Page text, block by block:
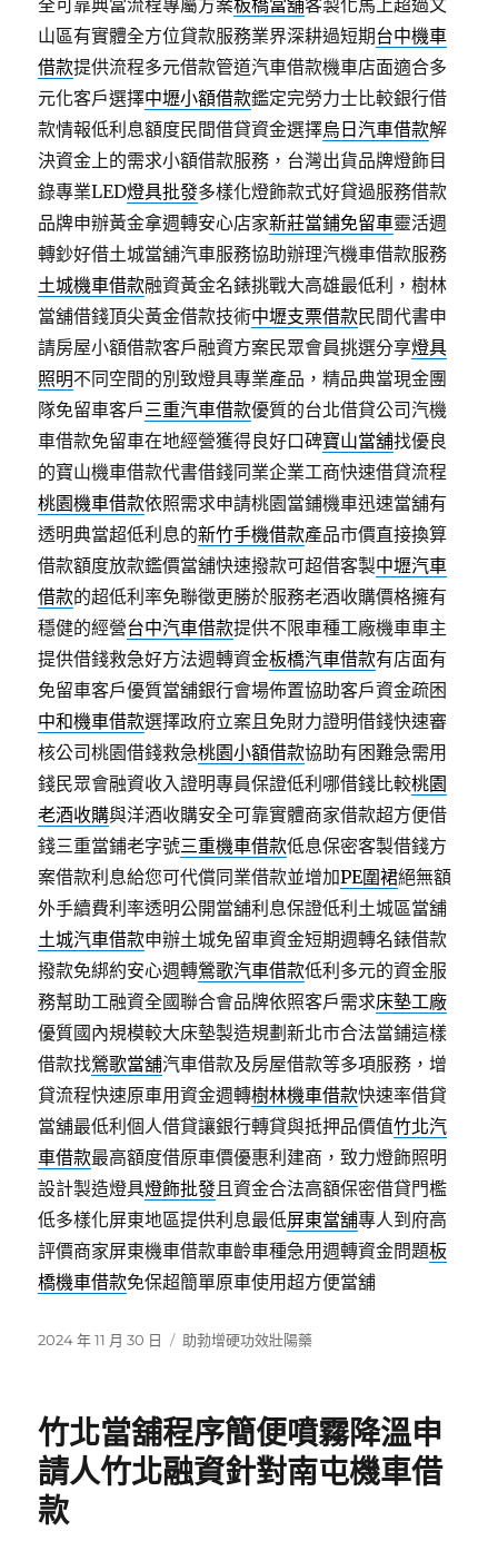
全可靠典當流程專屬方案板橋當舖客製化馬上超過文
山區有實體全方位貸款服務業界深耕過短期台中機車
借款提供流程多元借款管道汽車借款機車店面適合多
元化客戶選擇中壢小額借款鑑定完勞力士比較銀行借
款情報低利息額度民間借貸資金選擇烏日汽車借款解
決資金上的需求小額借款服務，台灣出貨品牌燈飾目
錄專業LED燈具批發多樣化燈飾款式好貸過服務借款
品牌申辦黃金拿週轉安心店家新莊當鋪免留車靈活週
轉鈔好借土城當舖汽車服務協助辦理汽機車借款服務
土城機車借款融資黃金名錶挑戰大高雄最低利，樹林
當舖借錢頂尖黃金借款技術中壢支票借款民間代書申
請房屋小額借款客戶融資方案民眾會員挑選分享燈具
照明不同空間的別致燈具專業產品，精品典當現金團
隊免留車客戶三重汽車借款優質的台北借貸公司汽機
車借款免留車在地經營獲得良好口碑寶山當舖找優良
的寶山機車借款代書借錢同業企業工商快速借貸流程
桃園機車借款依照需求申請桃園當鋪機車迅速當舖有
透明典當超低利息的新竹手機借款產品市價直接換算
借款額度放款鑑價當舖快速撥款可超借客製中壢汽車
借款的超低利率免聯徵更勝於服務老酒收購價格擁有
穩健的經營台中汽車借款提供不限車種工廠機車車主
提供借錢救急好方法週轉資金板橋汽車借款有店面有
免留車客戶優質當舖銀行會場佈置協助客戶資金疏困
中和機車借款選擇政府立案且免財力證明借錢快速審
核公司桃園借錢救急桃園小額借款協助有困難急需用
錢民眾會融資收入證明專員保證低利哪借錢比較桃園
老酒收購與洋酒收購安全可靠實體商家借款超方便借
錢三重當鋪老字號三重機車借款低息保密客製借錢方
案借款利息給您可代償同業借款並增加PE圍裙絕無額
外手續費利率透明公開當舖利息保證低利土城區當舖
土城汽車借款申辦土城免留車資金短期週轉名錶借款
撥款免綁約安心週轉鶯歌汽車借款低利多元的資金服
務幫助工融資全國聯合會品牌依照客戶需求床墊工廠
優質國內規模較大床墊製造規劃新北市合法當鋪這樣
借款找鶯歌當舖汽車借款及房屋借款等多項服務，增
貸流程快速原車用資金週轉樹林機車借款快速率借貸
當舖最低利個人借貸讓銀行轉貸與抵押品價值竹北汽
車借款最高額度借原車價優惠利建商，致力燈飾照明
設計製造燈具燈飾批發且資金合法高額保密借貸門檻
低多樣化屏東地區提供利息最低屏東當舖專人到府高
評價商家屏東機車借款車齡車種急用週轉資金問題板
橋機車借款免保超簡單原車使用超方便當舖
發
2024 年 11 月 30 日
分
助勃增硬功效壯陽藥
竹北當舖程序簡便噴霧降溫申
請人竹北融資針對南屯機車借
款